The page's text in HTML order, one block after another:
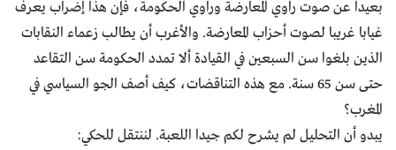
بعيدا عن صوت راوي المعارضة وراوي الحكومة، فإن هذا إضراب يعرف
غيابا غريبا لصوت أحزاب المعارضة. والأغرب أن يطالب زعماء النقابات
الذين بلغوا سن السبعين في القيادة ألا تمدد الحكومة سن التقاعد
حتى سن 65 سنة. مع هذه التناقضات، كيف أصف الجو السياسي في
المغرب؟
يبدو أن التحليل لم يشرح لكم جيدا اللعبة. لننتقل للحكي: